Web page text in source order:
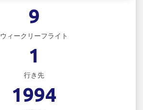
9
ウィークリーフライト
1
行き先
1994